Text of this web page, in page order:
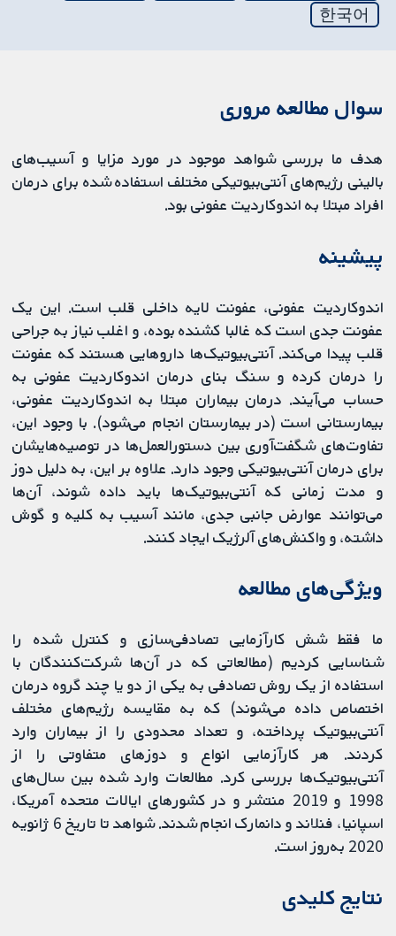
한국어
سوال مطالعه مروری
هدف ما بررسی شواهد موجود در مورد مزایا و آسیب‌های
بالینی رژیم‌‎های آنتی‌بیوتیکی مختلف استفاده شده برای درمان
افراد مبتلا به اندوکاردیت عفونی بود.
پیشینه
اندوکاردیت عفونی، عفونت لایه داخلی قلب است. این یک
عفونت جدی است که غالبا کشنده بوده، و اغلب نیاز به جراحی
قلب پیدا می‌کند. آنتی‌بیوتیک‎‌ها داروهایی هستند که عفونت
را درمان کرده و سنگ بنای درمان اندوکاردیت عفونی به
حساب می‌آیند. درمان بیماران مبتلا به اندوکاردیت عفونی،
بیمارستانی است (در بیمارستان انجام می‌شود). با وجود این،
تفاوت‎‌های شگفت‎‌آوری بین دستورالعمل‎‌ها در توصیه‌هایشان
برای درمان آنتی‌بیوتیکی وجود دارد. علاوه بر این، به دلیل دوز
و مدت زمانی که آنتی‎‌بیوتیک‌ها باید داده شوند، آن‌ها
می‌‎توانند عوارض جانبی جدی، مانند آسیب به کلیه و گوش
داشته، و واکنش‎‌های آلرژیک ایجاد کنند.
ویژگی‌های مطالعه
ما فقط شش کارآزمایی تصادفی‌سازی و کنترل شده را
شناسایی کردیم (مطالعاتی که در آن‌ها شرکت‌کنندگان با
استفاده از یک روش تصادفی به یکی از دو یا چند گروه درمان
اختصاص داده می‌شوند) که به مقایسه رژیم‎‌های مختلف
آنتی‌بیوتیک پرداخته، و تعداد محدودی را از بیماران وارد
کردند. هر کارآزمایی انواع و دوزهای متفاوتی را از
آنتی‌بیوتیک‌ها بررسی کرد. مطالعات وارد شده بین سال‌‎های
1998 و 2019 منتشر و در کشورهای ایالات متحده آمریکا،
اسپانیا، فنلاند و دانمارک انجام شدند. شواهد تا تاریخ 6 ژانویه
2020 به‌روز است.
نتایج کلیدی